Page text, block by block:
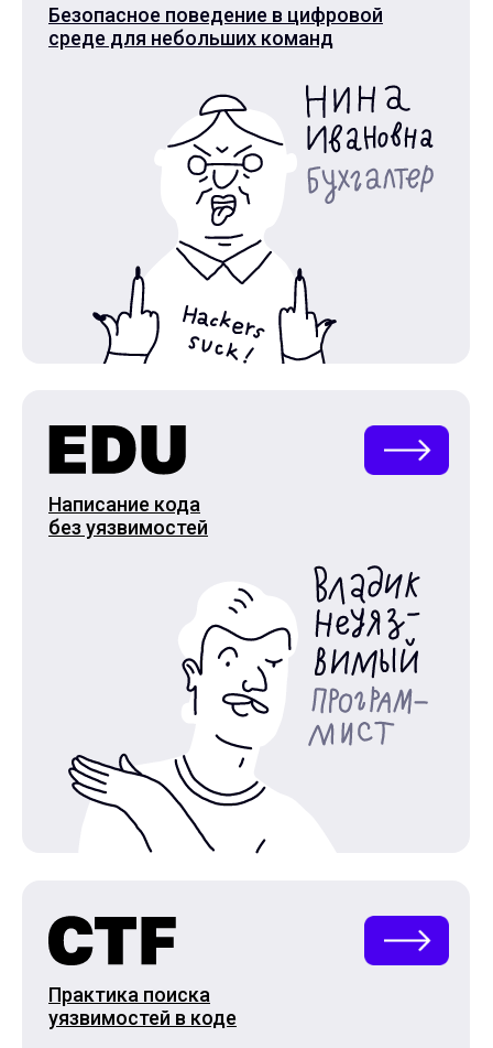
Написание кода
без уязвимостей
Практика поиска
уязвимостей в коде
Безопасное поведение в цифровой
среде для небольших команд